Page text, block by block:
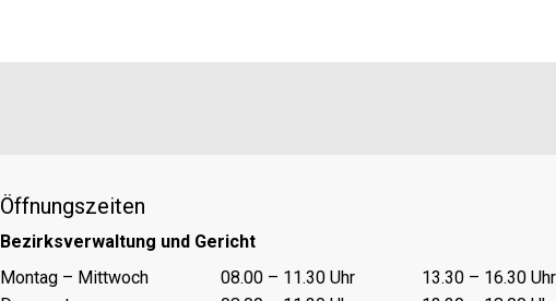
Öffnungszeiten
Bezirksverwaltung und Gericht
TagÖffnungszeiten VormittagÖffnungszeiten Nachmittag
Montag – Mittwoch 08.00 – 11.30 Uhr
13.30 – 16.30 Uhr